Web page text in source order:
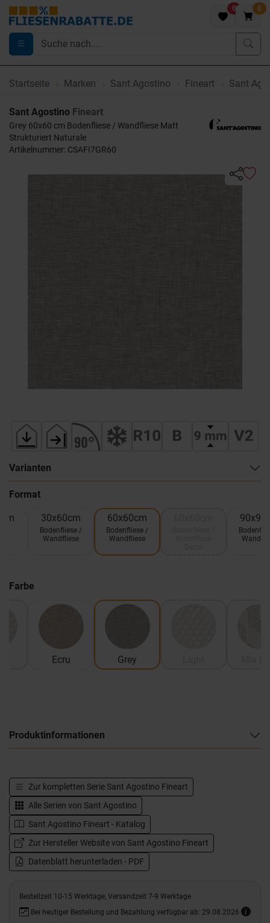
0 0
Startseite Marken Sant Agostino Fineart Sant
Sant Agostino Fineart
Grey 60x60 cm Bodenfliese / Wandfliese Matt
Strukturiert Naturale
Artikelnummer: CSAFI7GR60
Varianten
Format
30x60cm
Bodenfliese /
Wandfliese
60x60cm
Bodenfliese /
Wandfliese
Farbe
Ecru Grey
Produktinformationen
Zur kompletten Serie Sant Agostino Fineart
Alle Serien von Sant Agostino
Sant Agostino Fineart - Katalog
Zur Hersteller Website von Sant Agostino Fineart
Datenblatt herunterladen - PDF
Bestellzeit 10-15 Werktage, Versandzeit 7-9 Werktage
Bei heutiger Bestellung und Bezahlung verfügbar ab: 29.08.2026